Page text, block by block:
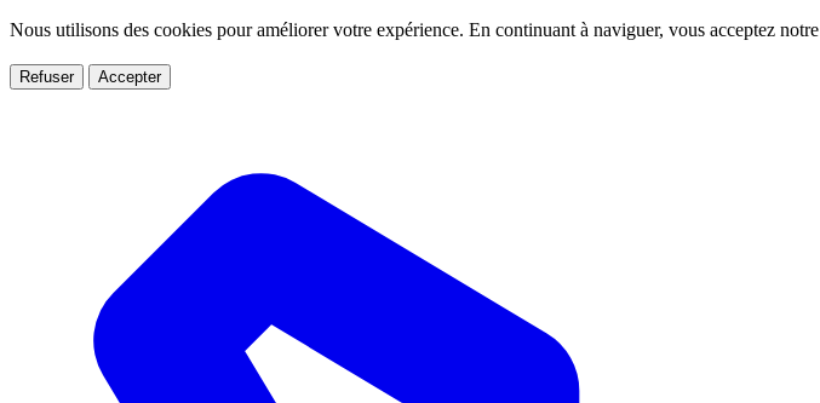
Nous utilisons des cookies pour améliorer votre expérience. En continuant à naviguer, vous acceptez notre
Refuser Accepter